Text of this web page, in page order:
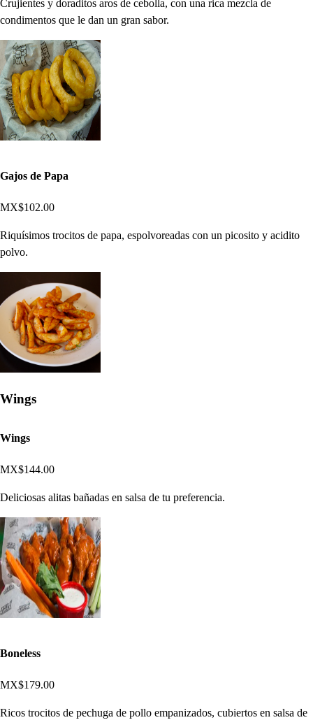
Crujientes y doraditos aros de cebolla, con una rica mezcla de
condimentos que le dan un gran sabor.
Gajos de Papa
MX$102.00
Riquísimos trocitos de papa, espolvoreadas con un picosito y acidito
polvo.
Wings
Wings
MX$144.00
Deliciosas alitas bañadas en salsa de tu preferencia.
Boneless
MX$179.00
Ricos trocitos de pechuga de pollo empanizados, cubiertos en salsa de